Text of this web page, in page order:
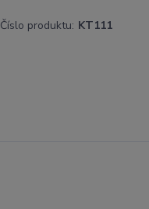
Číslo produktu: KT111